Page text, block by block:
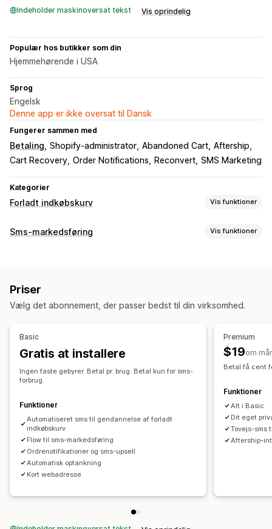
Indeholder maskinoversat tekst Vis oprindelig
Populær hos butikker som din
Hjemmehørende i USA
Sprog
Engelsk
Denne app er ikke oversat til Dansk
Fungerer sammen med
Betaling Shopify-administrator Abandoned Cart Aftership
Cart Recovery Order Notifications Reconvert SMS Marketing
Kategorier
Forladt indkøbskurv Vis funktioner
Gendannelse af indkøbskurv
Visningsindstillinger
Skabeloner
Sms-markedsføring Vis funktioner
Personligt tilpassede beskeder
Skabeloner Tovejskommunikation
Sporing af investeringsafkast
Tilpassede segmenter
Automatisering af workflows
Feedbackanmodninger
Betalingspåmindelser
Ordresporing
Velkomsthilsner
Tilbagevindingskampagner
Priser
Vælg det abonnement, der passer bedst til din virksomhed.
Basic
Gratis at installere
Ingen faste gebyrer. Betal pr. brug. Betal kun for sms-
forbrug.
Funktioner
Automatiseret sms til gendannelse af forladt
indkøbskurv
Flow til sms-markedsføring
Ordrenotifikationer og sms-upsell
Automatisk optankning
Kort webadresse
Premium
$19om
Betal få cent
Funktioner
Alt i Basic
Dit eget
Tovejs-sms
Aftership-